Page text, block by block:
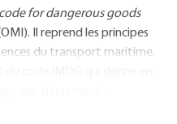
for dangerous goods
Il reprend les principes
du transport maritime.